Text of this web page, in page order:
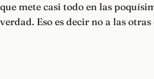
que mete casi todo en las
verdad. Eso es decir no a las